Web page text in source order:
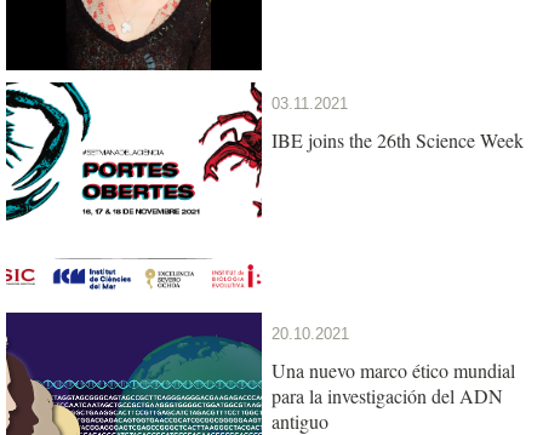
03.11.2021
IBE joins the 26th Science Week
20.10.2021
Una nuevo marco ético mundial
para la investigación del ADN
antiguo